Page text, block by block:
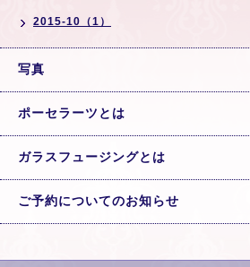
2015-10（1）
写真
ポーセラーツとは
ガラスフュージングとは
ご予約についてのお知らせ